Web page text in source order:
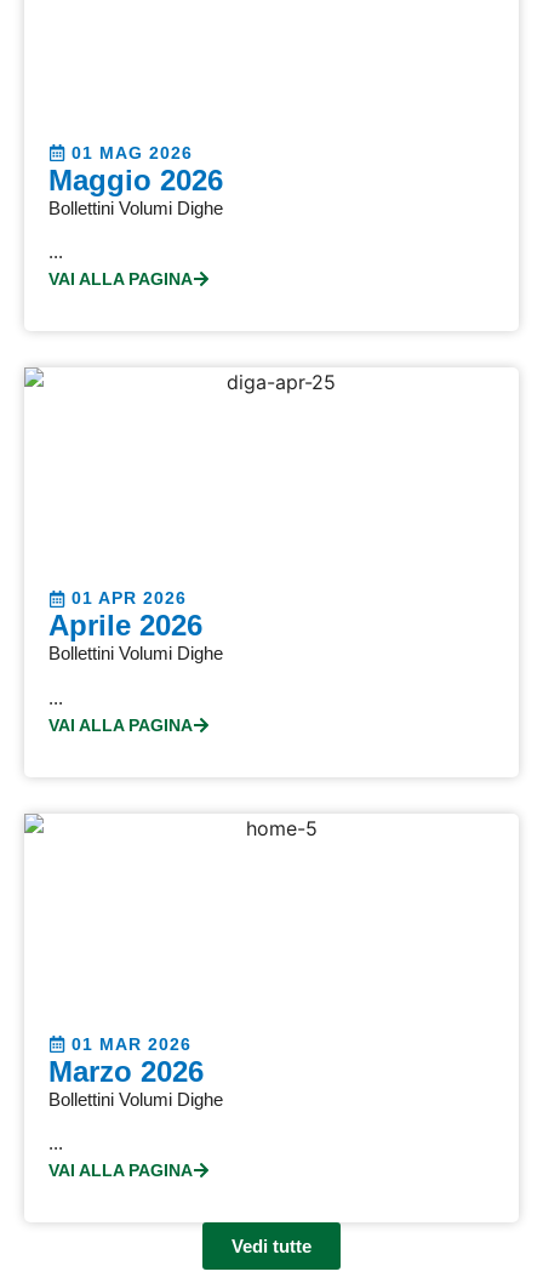
01 MAG 2026
Maggio 2026
Bollettini Volumi Dighe
...
VAI ALLA PAGINA
01 APR 2026
Aprile 2026
Bollettini Volumi Dighe
...
VAI ALLA PAGINA
01 MAR 2026
Marzo 2026
Bollettini Volumi Dighe
...
VAI ALLA PAGINA
Vedi tutte